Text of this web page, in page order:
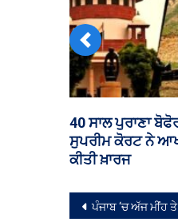
ਹੂਤੀ ਬਾਗੀਆਂ ਦੇ
ਸੈਨਿਕਾਂ ਦੀ ਮੌਤ,
ਲੋਕ ਜ਼ਖ਼ਮੀ
Previous
ਸੰਪਾਦਨਾ
ਪੰਜਾਬ ‘ਚ ਅੱਜ ਮੀਂਹ ਤੇ ਗੜੇ ਪੈਣ ਦੀ ਸੰਭਾਵਨਾ,ਮੌਸਮ